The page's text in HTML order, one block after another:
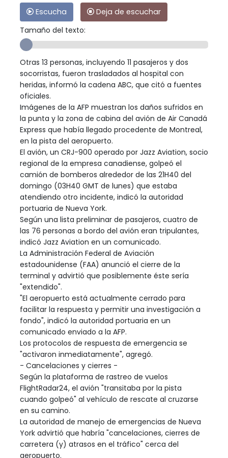
Escucha
Deja de escuchar
Tamaño del texto:
Otras 13 personas, incluyendo 11 pasajeros y dos
socorristas, fueron trasladados al hospital con
heridas, informó la cadena ABC, que citó a fuentes
oficiales.
Imágenes de la AFP muestran los daños sufridos en
la punta y la zona de cabina del avión de Air Canadá
Express que había llegado procedente de Montreal,
en la pista del aeropuerto.
El avión, un CRJ-900 operado por Jazz Aviation, socio
regional de la empresa canadiense, golpeó el
camión de bomberos alrededor de las 21H40 del
domingo (03H40 GMT de lunes) que estaba
atendiendo otro incidente, indicó la autoridad
portuaria de Nueva York.
Según una lista preliminar de pasajeros, cuatro de
las 76 personas a bordo del avión eran tripulantes,
indicó Jazz Aviation en un comunicado.
La Administración Federal de Aviación
estadounidense (FAA) anunció el cierre de la
terminal y advirtió que posiblemente éste sería
"extendido".
"El aeropuerto está actualmente cerrado para
facilitar la respuesta y permitir una investigación a
fondo", indicó la autoridad portuaria en un
comunicado enviado a la AFP.
Los protocolos de respuesta de emergencia se
"activaron inmediatamente", agregó.
- Cancelaciones y cierres -
Según la plataforma de rastreo de vuelos
FlightRadar24, el avión "transitaba por la pista
cuando golpeó" al vehículo de rescate al cruzarse
en su camino.
La autoridad de manejo de emergencias de Nueva
York advirtió que habría "cancelaciones, cierres de
carretera (y) atrasos en el tráfico" cerca del
aeropuerto.